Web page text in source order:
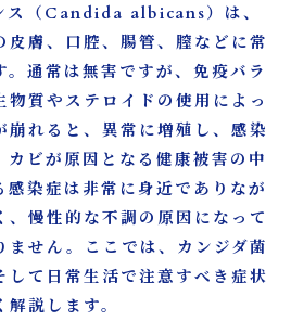
ス（Candida albicans）は、
皮膚、口腔、腸管、膣などに常
。通常は無害ですが、免疫バラ
物質やステロイドの使用によっ
崩れると、異常に増殖し、感染
カビが原因となる健康被害の中
感染症は非常に身近でありなが
、慢性的な不調の原因になって
ません。ここでは、カンジダ菌
して日常生活で注意すべき症状
説します。